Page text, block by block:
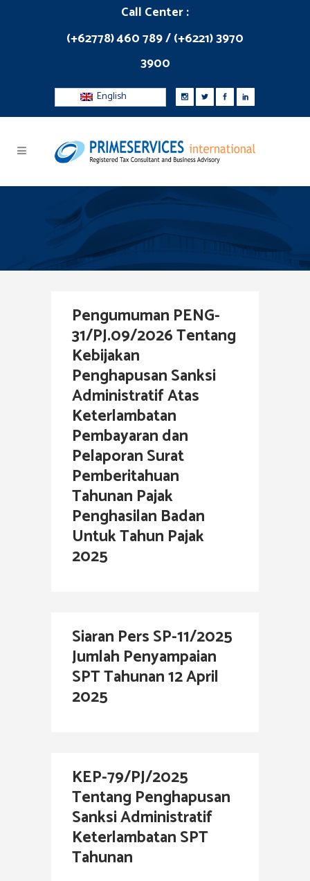
Call Center :
(+62778) 460 789 / (+6221) 3970
3900
English
Pengumuman PENG-
31/PJ.09/2026 Tentang
Kebijakan
Penghapusan Sanksi
Administratif Atas
Keterlambatan
Pembayaran dan
Pelaporan Surat
Pemberitahuan
Tahunan Pajak
Penghasilan Badan
Untuk Tahun Pajak
2025
Siaran Pers SP-11/2025
Jumlah Penyampaian
SPT Tahunan 12 April
2025
KEP-79/PJ/2025
Tentang Penghapusan
Sanksi Administratif
Keterlambatan SPT
Tahunan